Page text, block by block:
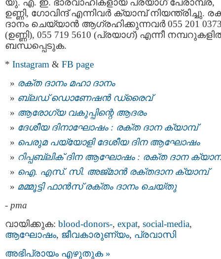
ഉണ്ണി, ഗോവിന്ദ് എന്നിവർ ക്യാമ്പ് നിയന്ത്രിച്ചു.
ദാനം ചെയ്യാൻ ആഗ്രഹിക്കുന്നവർ 055 201
(ഉണ്ണി), 055 719 5610 (പ്രയാഗ്) എന്നീ
ബന്ധപ്പെടുക.
* Instagram & FB page
രക്ത ദാനം മഹാ ദാനം
ബ്ലഡ് ഡൊണേഷൻ ഡ്രൈവ്
ആരോഗ്യ വകുപ്പിന്റെ ആദരം
ദേശീയ ദിനാഘോഷം : രക്ത ദാന ക്യാമ്പ്
പെരുമ പയ്യോളി ദേശീയ ദിന ആഘോഷം
റിപ്പബ്ലിക് ദിന ആഘോഷം : രക്ത ദാന
ഐ. എസ്. സി. അജ്മാന്‍ രക്തദാന ക്യാമ്പ്‌
മമ്മൂട്ടി ഫാന്‍സ് രക്തം ദാനം ചെയ്തു
- pma
വായിക്കുക: blood-donors-, expat, social-media,
ആഘോഷം, ജീവകാരുണ്യം, പ്രവാസി
അഭിപ്രായം എഴുതുക »